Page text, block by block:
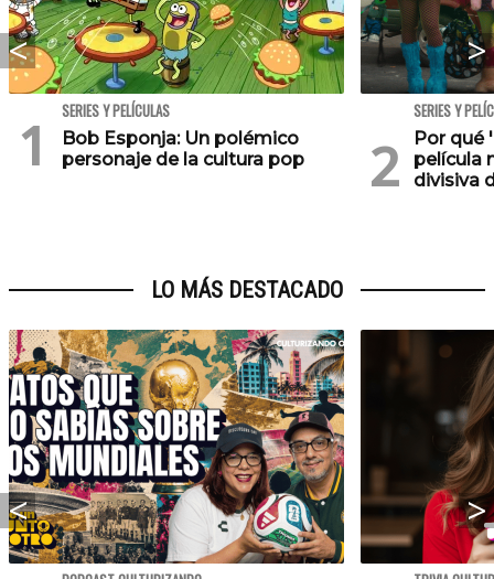
SERIES Y PELÍCULAS
Bob Esponja: Un polémico
personaje de la cultura pop
SERIES Y
Por qué
película
divisiva
LO MÁS DESTACADO